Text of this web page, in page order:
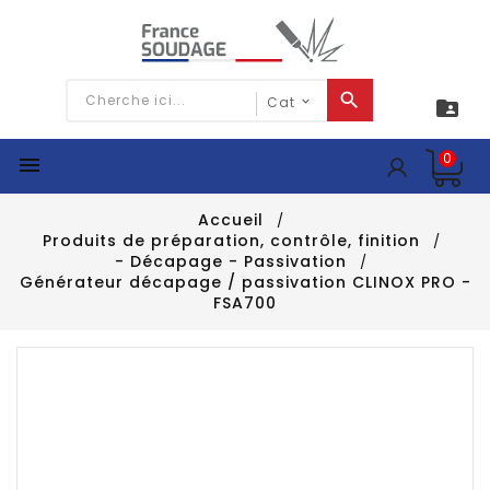

 0
Accueil
Produits de préparation, contrôle, finition
- Décapage - Passivation
Générateur décapage / passivation CLINOX PRO -
FSA700